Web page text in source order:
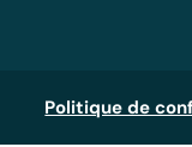
Politique de